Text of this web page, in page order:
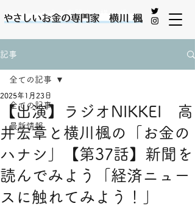
やさしいお金の専門家 横川 楓
記事
全ての記事
最新情報
全ての記事
【出演】ラジオNIKKEI 高
井宏章と横川楓の「お金の
ハナシ」【第37話】新聞を
読んでみよう「経済ニュー
スに触れてみよう！」
2025年1月23日